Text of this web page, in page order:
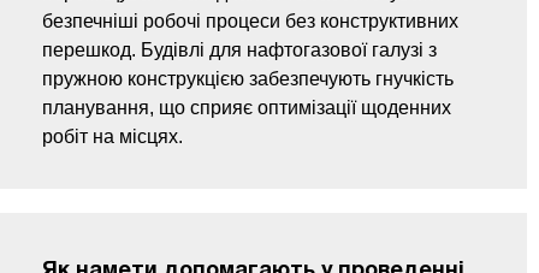
безпечніші робочі процеси без конструктивних
перешкод. Будівлі для нафтогазової галузі з
пружною конструкцією забезпечують гнучкість
планування, що сприяє оптимізації щоденних
робіт на місцях.